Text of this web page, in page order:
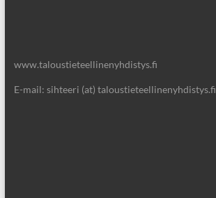
www.taloustieteellinenyhdistys.fi
E-mail: sihteeri (at) taloustieteellinenyhdistys.fi